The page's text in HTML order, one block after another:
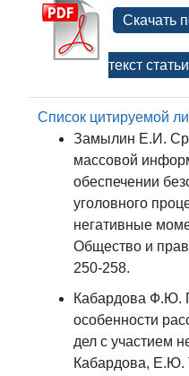
Скачать
текст статьи
Список цитируемой
Замылин Е.И.
массовой
обеспечении
уголовного
негативные
Общество и
250-258.
Кабардова Ф.Ю.
особенности
дел с участием
Кабардова, Е.Ю.